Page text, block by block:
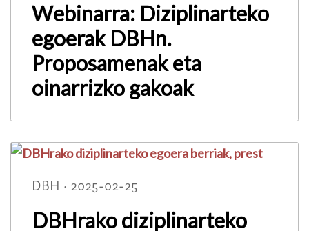
Webinarra: Diziplinarteko
egoerak DBHn.
Proposamenak eta
oinarrizko gakoak
DBH · 2025-02-25
DBHrako diziplinarteko